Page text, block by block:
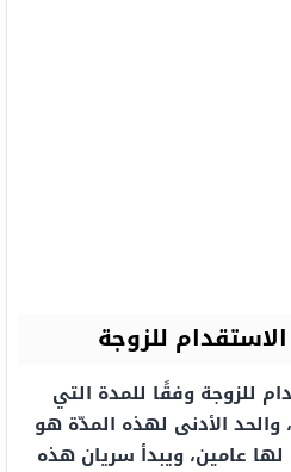
للزوجة
للزوجة وفقًا للمدة التي
الأدنى لهذه المدّة هو
عامين، ويبدأ سريان هذه